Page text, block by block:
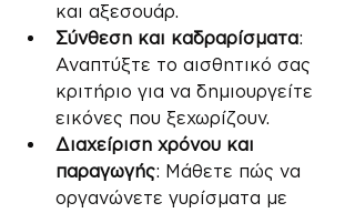
και αξεσουάρ.
Σύνθεση και καδραρίσματα:
Αναπτύξτε το αισθητικό σας
κριτήριο για να δημιουργείτε
εικόνες που ξεχωρίζουν.
Διαχείριση χρόνου και
παραγωγής: Μάθετε πώς να
οργανώνετε γυρίσματα με